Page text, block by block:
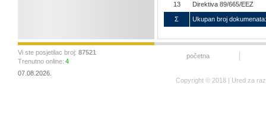
13 Direktiva 89/665/EEZ
Σ Ukupan broj dokumenata:
Vi ste posjetilac broj: 87521
Trenutno online: 4
07.08.2026.
početna
Copyright © 2018 | Ured za